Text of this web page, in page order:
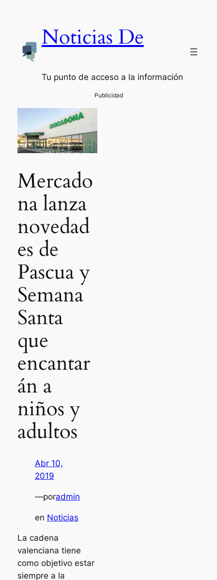
Noticias De
Tu punto de acceso a la información
Mercado
na lanza
novedad
es de
Pascua y
Semana
Santa
que
encantar
án a
niños y
adultos
Abr 10,
2019
—poradmin
en Noticias
La cadena
valenciana tiene
como objetivo estar
siempre a la